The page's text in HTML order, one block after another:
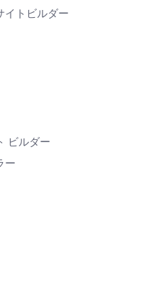
イトビルダー
ビルダー
ー